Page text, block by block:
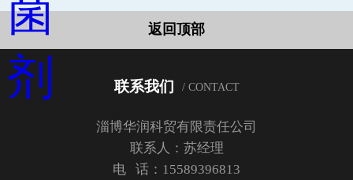
返回顶部
联系我们 / CONTACT
淄博华润科贸有限责任公司
联系人：苏经理
电 话：15589396813